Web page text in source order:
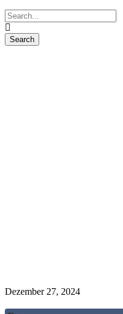
Dezember 27, 2024